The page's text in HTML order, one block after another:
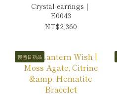
Crystal earrings｜
E0043
NT$2,360
慢溫日新品